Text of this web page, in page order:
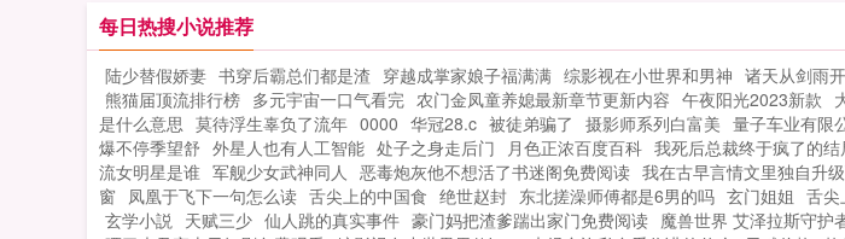
每日热搜小说推荐
陆少替假娇妻 书穿后霸总们都是渣 穿越成掌家娘子福满满 综影视在小世界和男神 诸天从剑雨
熊猫届顶流排行榜 多元宇宙一口气看完 农门金凤童养媳最新章节更新内容 午夜阳光2023新款
是什么意思 莫待浮生辜负了流年 0000 华冠28.c 被徒弟骗了 摄影师系列白富美 量子车业有限
爆不停季望舒 外星人也有人工智能 处子之身走后门 月色正浓百度百科 我死后总裁终于疯了的结
流女明星是谁 军舰少女武神同人 恶毒炮灰他不想活了书迷阁免费阅读 我在古早言情文里独自升
窗 凤凰于飞下一句怎么读 舌尖上的中国食 绝世赵封 东北搓澡师傅都是6男的吗 玄门姐姐 舌尖
玄学小説 天赋三少 仙人跳的真实事件 豪门妈把渣爹踹出家门免费阅读 魔兽世界 艾泽拉斯守护